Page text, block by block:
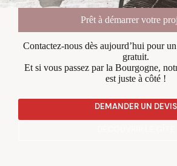
Prêt à démarrer votre
Contactez-nous dès aujourd’hui pour
gratuit.
Et si vous passez par la Bourgogne,
est juste à côté !
DEMANDER UN DEVIS